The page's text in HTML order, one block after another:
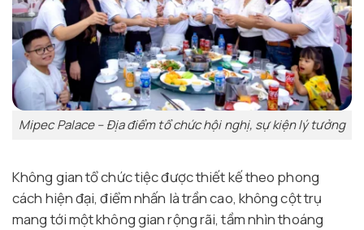
Mipec Palace – Địa điểm tổ chức hội nghị, sự kiện lý tưởng
Không gian tổ chức tiệc được thiết kế theo phong
cách hiện đại, điểm nhấn là trần cao, không cột trụ
mang tới một không gian rộng rãi, tầm nhìn thoáng